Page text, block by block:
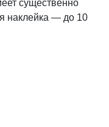
существенно
наклейка — до 10